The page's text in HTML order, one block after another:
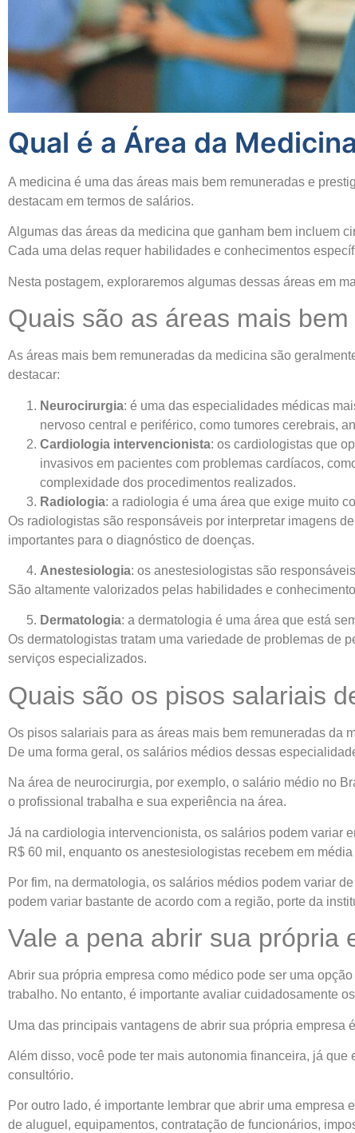
Qual é a Área da
A medicina é uma das áreas mais bem remuneradas e
destacam em termos de salários.
Algumas das áreas da medicina que ganham bem incluem
Cada uma delas requer habilidades e conhecimentos
Nesta postagem, exploraremos algumas dessas áreas em
Quais são as áreas mais
As áreas mais bem remuneradas da medicina são
destacar:
Neurocirurgia: é uma das especialidades médicas
nervoso central e periférico, como tumores cerebrais,
Cardiologia intervencionista: os cardiologistas que
invasivos em pacientes com problemas cardíacos,
complexidade dos procedimentos realizados.
Radiologia: a radiologia é uma área que exige muito
Os radiologistas são responsáveis por interpretar imagens
importantes para o diagnóstico de doenças.
Anestesiologia: os anestesiologistas são
São altamente valorizados pelas habilidades e
Dermatologia: a dermatologia é uma área que está
Os dermatologistas tratam uma variedade de problemas de
serviços especializados.
Quais são os pisos salariais
Os pisos salariais para as áreas mais bem remuneradas da
De uma forma geral, os salários médios dessas
Na área de neurocirurgia, por exemplo, o salário médio no
o profissional trabalha e sua experiência na área.
Já na cardiologia intervencionista, os salários podem variar
R$ 60 mil, enquanto os anestesiologistas recebem em
Por fim, na dermatologia, os salários médios podem variar
podem variar bastante de acordo com a região, porte da
Vale a pena abrir sua própria
Abrir sua própria empresa como médico pode ser uma
trabalho. No entanto, é importante avaliar cuidadosamente
Uma das principais vantagens de abrir sua própria
Além disso, você pode ter mais autonomia financeira, já
consultório.
Por outro lado, é importante lembrar que abrir uma
de aluguel, equipamentos, contratação de funcionários,